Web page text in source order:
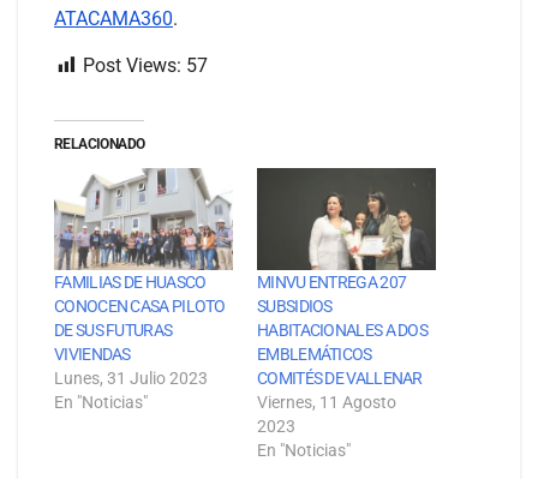
ATACAMA360.
Post Views: 57
RELACIONADO
FAMILIAS DE HUASCO
CONOCEN CASA PILOTO
DE SUS FUTURAS
VIVIENDAS
Lunes, 31 Julio 2023
En "Noticias"
MINVU ENTREGA 207
SUBSIDIOS
HABITACIONALES A DOS
EMBLEMÁTICOS
COMITÉS DE VALLENAR
Viernes, 11 Agosto
2023
En "Noticias"